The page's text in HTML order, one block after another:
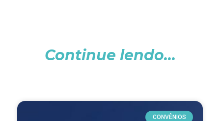
Continue lendo...
CONVÊNIOS